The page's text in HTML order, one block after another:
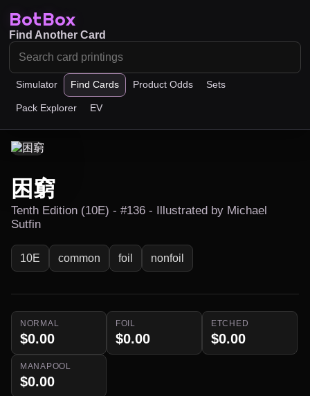
BotBox
Simulator Find Cards Product Odds Sets
Pack Explorer EV
Find Another Card
困窮
Tenth Edition (10E) - #136 - Illustrated by Michael
Sutfin
10E common foil nonfoil
NORMAL
$0.00
FOIL
$0.00
ETCHED
$0.00
MANAPOOL
$0.00